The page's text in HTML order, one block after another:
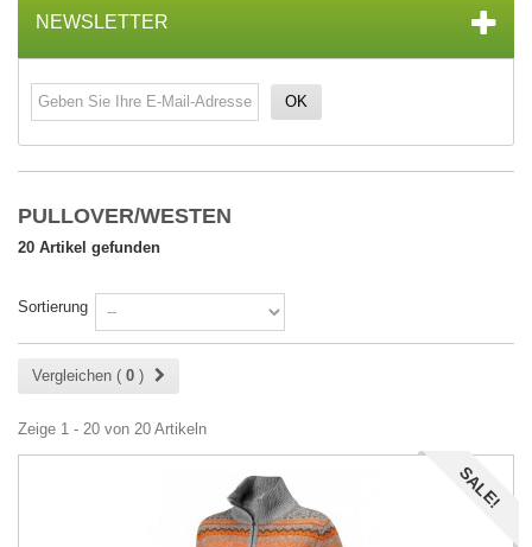
NEWSLETTER
OK
PULLOVER/WESTEN
20 Artikel gefunden
Sortierung
Vergleichen ( 0 )
Zeige 1 - 20 von 20 Artikeln
SALE!